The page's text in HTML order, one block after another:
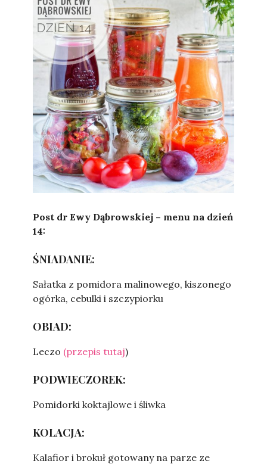
Sylwia
Post dr Ewy Dąbrowskiej – menu na dzień
14:
ŚNIADANIE:
Sałatka z pomidora malinowego, kiszonego
ogórka, cebulki i szczypiorku
OBIAD:
Leczo (przepis tutaj)
PODWIECZOREK:
Pomidorki koktajlowe i śliwka
KOLACJA:
Kalafior i brokuł gotowany na parze ze